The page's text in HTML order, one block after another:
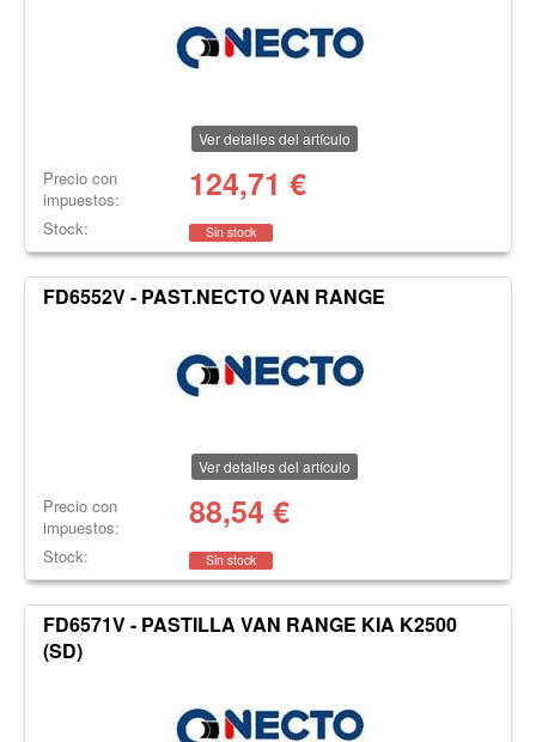
Ver detalles del artículo
Precio con
impuestos:
124,71 €
Stock: Sin stock
FD6552V - PAST.NECTO VAN RANGE
Ver detalles del artículo
Precio con
impuestos:
88,54 €
Stock: Sin stock
FD6571V - PASTILLA VAN RANGE KIA K2500
(SD)